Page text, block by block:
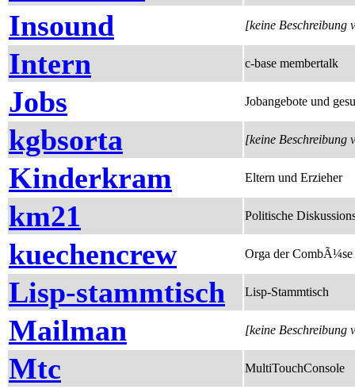
Insound
[keine Beschreibung
Intern c-base membertalk
Jobs Jobangebote und
kgbsorta [keine Beschreibung
Kinderkram Eltern und Erzieher
km21 Politische
kuechencrew Orga der CombÃ¼se
Lisp-stammtisch Lisp-Stammtisch
Mailman [keine Beschreibung
Mtc MultiTouchConsole